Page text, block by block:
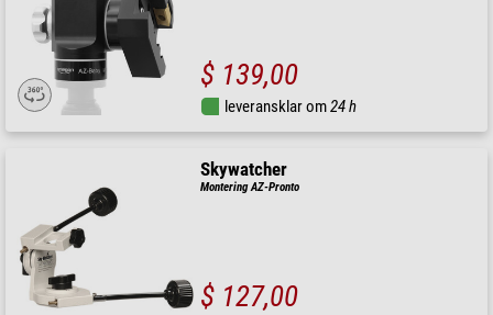
$ 139,00
leveransklar om24 h
Skywatcher
Montering AZ-Pronto
$ 127,00